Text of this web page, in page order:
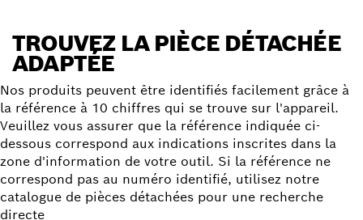
TROUVEZ LA PIÈCE DÉTACHÉE
ADAPTÉE
Nos produits peuvent être identifiés facilement grâce à
la référence à 10 chiffres qui se trouve sur l'appareil.
Veuillez vous assurer que la référence indiquée ci-
dessous correspond aux indications inscrites dans la
zone d'information de votre outil. Si la référence ne
correspond pas au numéro identifié, utilisez notre
catalogue de pièces détachées pour une recherche
directe